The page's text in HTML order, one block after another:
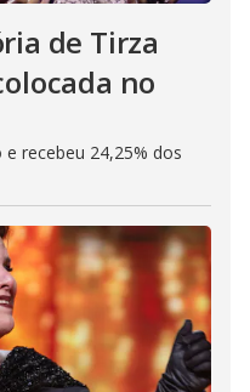
de Tirza
no
recebeu 24,25% dos